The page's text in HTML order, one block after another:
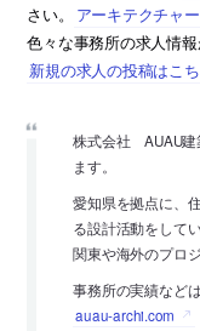
さい。
アーキテクチャ
色々な事務所の求人情報
新規の求人の投稿はこ
株式会社 AUAU建
ます。
愛知県を拠点に、
る設計活動をしてい
関東や海外のプロ
事務所の実績など
auau-archi.com